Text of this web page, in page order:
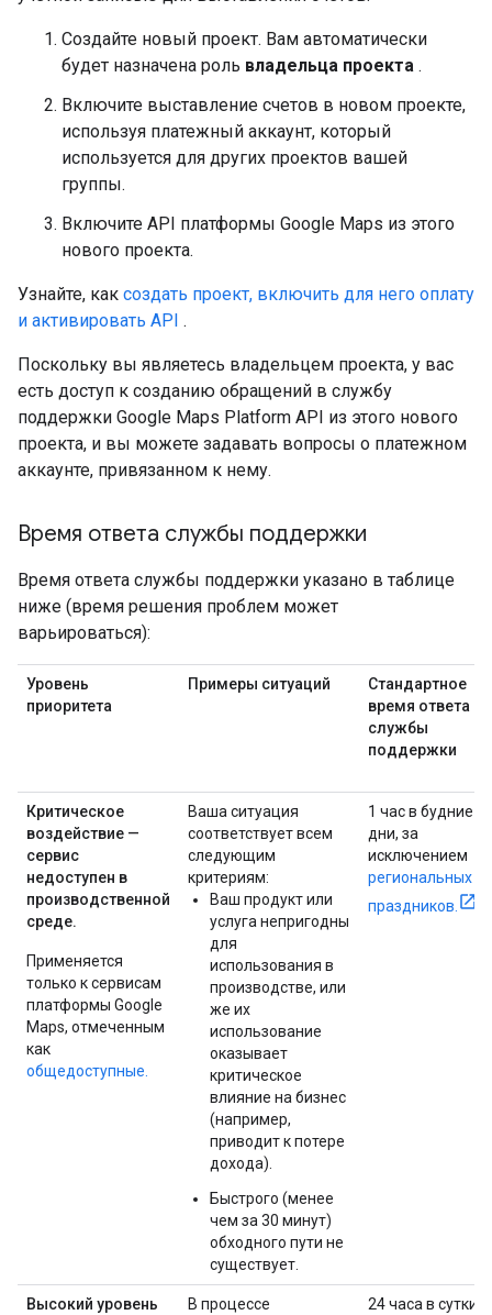
Создайте новый проект. Вам автоматически
будет назначена роль владельца проекта .
Включите выставление счетов в новом проекте,
используя платежный аккаунт, который
используется для других проектов вашей
группы.
Включите API платформы Google Maps из этого
нового проекта.
Узнайте, как создать проект, включить для него оплату
и активировать API .
Поскольку вы являетесь владельцем проекта, у вас
есть доступ к созданию обращений в службу
поддержки Google Maps Platform API из этого нового
проекта, и вы можете задавать вопросы о платежном
аккаунте, привязанном к нему.
Время ответа службы поддержки
Время ответа службы поддержки указано в таблице
ниже (время решения проблем может
варьироваться):
Уровень
приоритета
Примеры ситуаций
Стандартное
время ответа
службы
поддержки
Критическое
воздействие —
сервис
недоступен в
производственной
среде.
Применяется
только к сервисам
платформы Google
Maps, отмеченным
как
общедоступные.
Ваша ситуация
соответствует всем
следующим
критериям:
Ваш продукт или
услуга непригодны
для
использования в
производстве, или
же их
использование
оказывает
критическое
влияние на бизнес
(например,
приводит к потере
дохода).
Быстрого (менее
чем за 30 минут)
обходного пути не
существует.
1 час в будние
дни, за
исключением
региональных
праздников.
Высокий уровень
В процессе
24 часа в сутки